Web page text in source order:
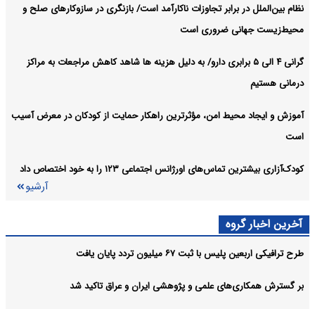
نظام بین‌الملل در برابر تجاوزات ناکارآمد است/ بازنگری در سازوکارهای صلح و
محیط‌زیست جهانی ضروری است
گرانی ۴ الی ۵ برابری دارو/ به دلیل هزینه ها شاهد کاهش مراجعات به مراکز
درمانی هستیم
آموزش و ایجاد محیط امن، مؤثرترین راهکار حمایت از کودکان در معرض آسیب
است
کودک‌آزاری بیشترین تماس‌های اورژانس اجتماعی ۱۲۳ را به خود اختصاص داد
آرشیو
آخرین اخبار گروه
طرح ترافیکی اربعین پلیس با ثبت ۶۷ میلیون تردد پایان یافت
بر گسترش همکاری‌های علمی و پژوهشی ایران و عراق تاکید شد